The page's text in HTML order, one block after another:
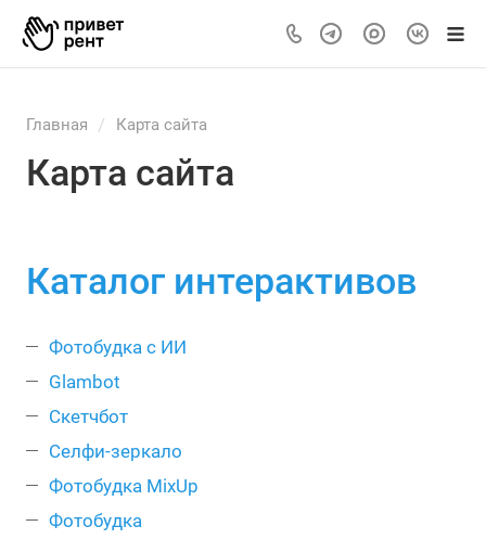
Главная / Карта сайта
Карта сайта
Каталог интерактивов
Фотобудка с ИИ
Glambot
Скетчбот
Селфи-зеркало
Фотобудка MixUp
Фотобудка